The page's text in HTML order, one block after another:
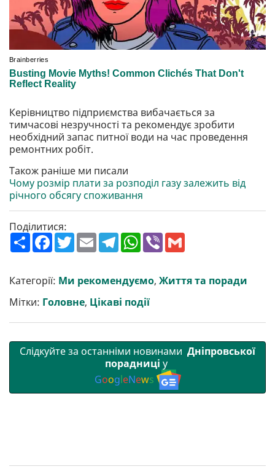
Керівництво підприємства вибачається за
тимчасові незручності та рекомендує зробити
необхідний запас питної води на час проведення
ремонтних робіт.
Також раніше ми писали
Чому розмір плати за розподіл газу залежить від
річного обсягу споживання
Поділитися:
П
о
р
и
т
и
F
a
b
o
o
k
T
w
e
r
E
m
l
T
e
g
r
a
m
W
h
s
A
p
p
V
r l
Категорії: Ми рекомендуємо, Життя та поради
Мітки: Головне, Цікаві події
Слідкуйте за останніми новинами Дніпровської
порадниці у
GoogleNews